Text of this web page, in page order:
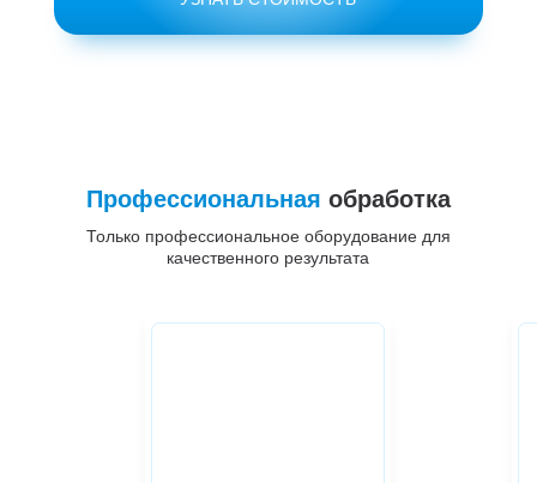
Профессиональная обработка
Только профессиональное оборудование для
качественного результата